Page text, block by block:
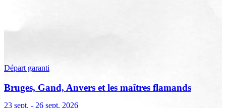
Départ garanti
Bruges, Gand, Anvers et les maîtres flamands
23 sept. - 26 sept. 2026